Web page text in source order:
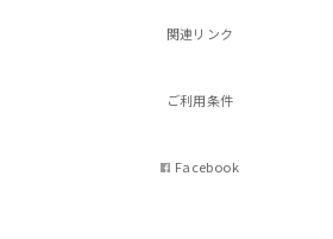
関連リンク
ご利用条件
Facebook